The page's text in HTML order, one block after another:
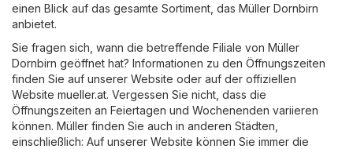
einen Blick auf das gesamte Sortiment, das Müller Dornbirn
anbietet.
Sie fragen sich, wann die betreffende Filiale von Müller
Dornbirn geöffnet hat? Informationen zu den Öffnungszeiten
finden Sie auf unserer Website oder auf der offiziellen
Website mueller.at. Vergessen Sie nicht, dass die
Öffnungszeiten an Feiertagen und Wochenenden variieren
können. Müller finden Sie auch in anderen Städten,
einschließlich: Auf unserer Website können Sie immer die